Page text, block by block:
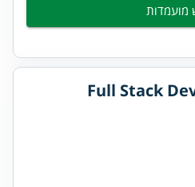
מועמדות
Full Stack